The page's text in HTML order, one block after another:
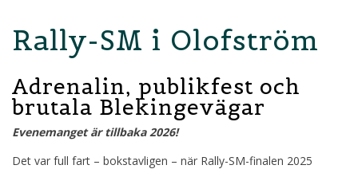
Rally-SM i Olofström
Adrenalin, publikfest och
brutala Blekingevägar
Evenemanget är tillbaka 2026!
Det var full fart – bokstavligen – när Rally-SM-finalen 2025